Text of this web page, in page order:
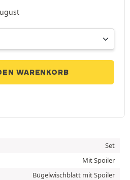
WARENKORB
Set
Mit Spoiler
Bügelwischblatt mit Spoiler